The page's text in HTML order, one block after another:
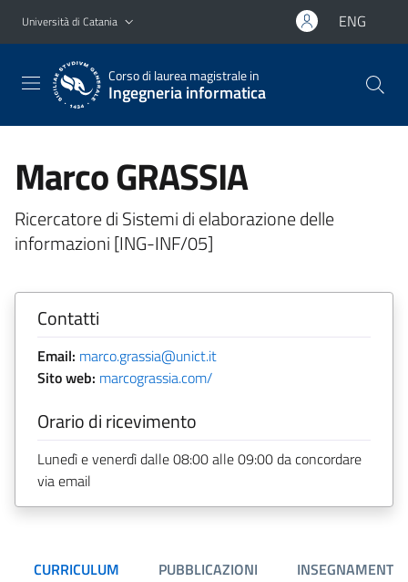
Vai al contenuto principale
Vai al menu di navigazione
Università di Catania ENG
Corso di laurea magistrale in
Ingegneria informatica
Marco GRASSIA
Ricercatore di Sistemi di elaborazione delle
informazioni [ING-INF/05]
Contatti
Email: marco.grassia@unict.it
Sito web: marcograssia.com/
Orario di ricevimento
Lunedì e venerdì dalle 08:00 alle 09:00 da concordare
via email
CURRICULUM PUBBLICAZIONI INSEGNAMENTI